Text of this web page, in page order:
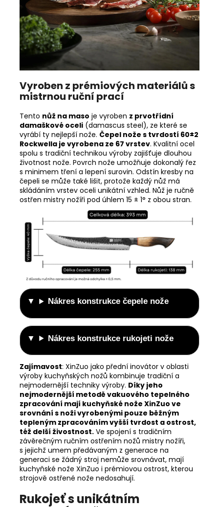
Vyroben z prémiových materiálů s
mistrnou ruční prací
Tento nůž na maso je vyroben z prvotřídní
damaškové oceli (damascus steel), ze které se
vyrábí ty nejlepší nože. Čepel nože s tvrdostí 60±2
Rockwella je vyrobena ze 67 vrstev. Kvalitní ocel
spolu s tradiční technikou výroby zajišťuje dlouhou
životnost nože. Povrch nože umožňuje dokonalý řez
s minimem tření a lepení surovin. Odstín kresby na
čepeli se může také lišit, protože každý nůž má
skládáním vrstev oceli unikátní vzhled. Nůž je ručně
ostřen mistry nožíři pod úhlem 15 ± 1° z obou stran.
Nákres konstrukce čepele nože
Nákres konstrukce rukojeti nože
Zajímavost: XinZuo jako přední inovátor v oblasti
výroby kuchyňských nožů kombinuje tradiční a
nejmodernější techniky výroby. Díky jeho
nejmodernější metodě vakuového tepelného
zpracování mají kuchyňské nože XinZuo ve
srovnání s noži vyrobenými pouze běžným
tepleným zpracováním vyšší tvrdost a ostrost,
též delší živostnost. Ve spojení s tradičním
závěrečným ručním ostřením nožů mistry nožíři,
s jejichž umem předávaným z generace na
generaci se žádný stroj nemůže srovnávat, mají
kuchyňské nože XinZuo i prémiovou ostrost, kterou
strojově ostřené nože nedosahují.
Rukojeť s unikátním